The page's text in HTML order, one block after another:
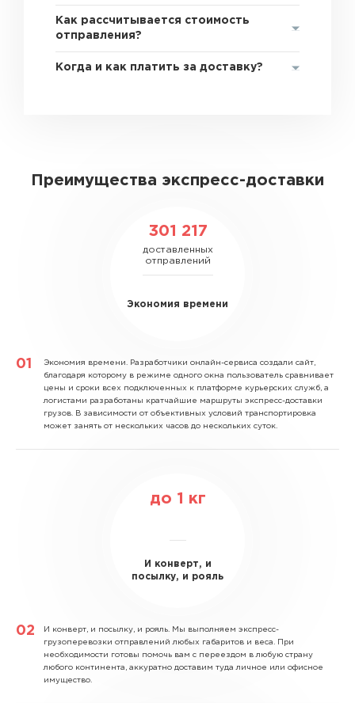
Как рассчитывается стоимость
отправления?
Когда и как платить за доставку?
Преимущества экспресс-доставки
301 217
доставленных
отправлений
Экономия времени
Экономия времени. Разработчики онлайн-сервиса создали сайт,
благодаря которому в режиме одного окна пользователь сравнивает
цены и сроки всех подключенных к платформе курьерских служб, а
логистами разработаны кратчайшие маршруты экспресс-доставки
грузов. В зависимости от объективных условий транспортировка
может занять от нескольких часов до нескольких суток.
до 1 кг
И конверт, и
посылку, и рояль
И конверт, и посылку, и рояль. Мы выполняем экспресс-
грузоперевозки отправлений любых габаритов и веса. При
необходимости готовы помочь вам с переездом в любую страну
любого континента, аккуратно доставим туда личное или офисное
имущество.